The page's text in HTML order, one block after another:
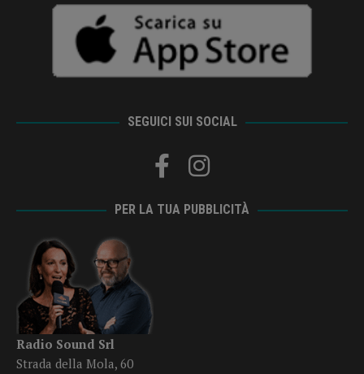
SEGUICI SUI SOCIAL
PER LA TUA PUBBLICITÀ
Radio Sound Srl
Strada della Mola, 60